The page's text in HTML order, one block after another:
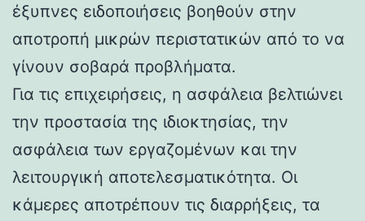
έξυπνες ειδοποιήσεις βοηθούν στην
αποτροπή μικρών περιστατικών από το να
γίνουν σοβαρά προβλήματα.
Για τις επιχειρήσεις, η ασφάλεια βελτιώνει
την προστασία της ιδιοκτησίας, την
ασφάλεια των εργαζομένων και την
λειτουργική αποτελεσματικότητα. Οι
κάμερες αποτρέπουν τις διαρρήξεις, τα